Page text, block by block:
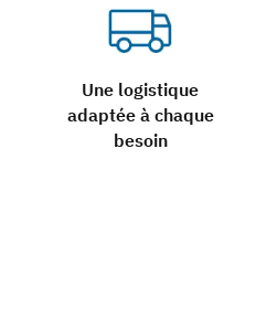
Une logistique
adaptée à chaque
besoin